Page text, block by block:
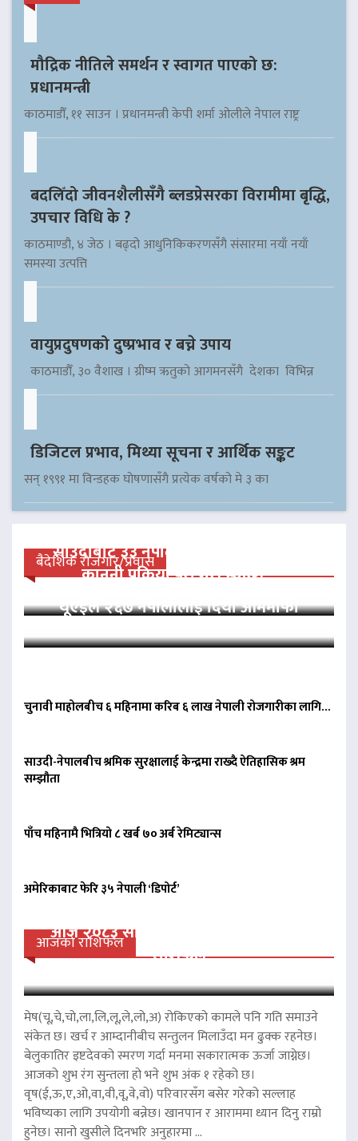
मौद्रिक नीतिले समर्थन र स्वागत पाएको छ:
प्रधानमन्त्री
काठमाडौँ, ११ साउन । प्रधानमन्त्री केपी शर्मा ओलीले नेपाल राष्ट्र
बदलिँदो जीवनशैलीसँगै ब्लडप्रेसरका विरामीमा बृद्धि,
उपचार विधि के ?
काठमाण्डौ, ४ जेठ । बढ्दो आधुनिकिकरणसँगै संसारमा नयाँ नयाँ
समस्या उत्पत्ति
वायुप्रदुषणको दुष्प्रभाव र बच्ने उपाय
काठमाडौँ, ३० वैशाख । ग्रीष्म ऋतुको आगमनसँगै देशका विभिन्न
डिजिटल प्रभाव, मिथ्या सूचना र आर्थिक सङ्कट
सन् १९९१ मा विन्डहक घोषणासँगै प्रत्येक वर्षको मे ३ का
बैदेशिक रोजगार/प्रवास
साउदीबाट ३३ नेपाली कैदीलाई आममाफी,
कानुनी प्रक्रिया पूरा गरी स्वदेश…
यूएईले २६७ नेपालीलाई दियो आममाफी
चुनावी माहोलबीच ६ महिनामा करिब ६ लाख नेपाली रोजगारीका लागि…
साउदी-नेपालबीच श्रमिक सुरक्षालाई केन्द्रमा राख्दै ऐतिहासिक श्रम
सम्झौता
पाँच महिनामै भित्रियो ८ खर्ब ७० अर्ब रेमिट्यान्स
अमेरिकाबाट फेरि ३५ नेपाली ‘डिपोर्ट’
आजको राशिफल
आज २०८३ साल साउन २१ गते बिहीवारको
राशिफल
मेष(चू,चे,चो,ला,लि,लू,ले,लो,अ) रोकिएको कामले पनि गति समाउने
संकेत छ। खर्च र आम्दानीबीच सन्तुलन मिलाउँदा मन ढुक्क रहनेछ।
बेलुकातिर इष्टदेवको स्मरण गर्दा मनमा सकारात्मक ऊर्जा जाग्नेछ।
आजको शुभ रंग सुन्तला हो भने शुभ अंक १ रहेको छ।
वृष(ई,ऊ,ए,ओ,वा,वी,वू,वे,वो) परिवारसँग बसेर गरेको सल्लाह
भविष्यका लागि उपयोगी बन्नेछ। खानपान र आराममा ध्यान दिनु राम्रो
हुनेछ। सानो खुसीले दिनभरि अनुहारमा ...